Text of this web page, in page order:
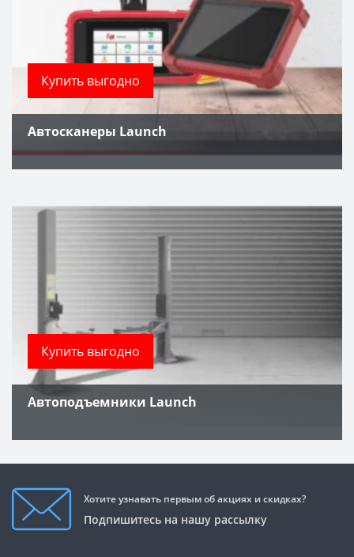
Купить выгодно
Автосканеры Launch
Купить выгодно
Автоподъемники Launch
Хотите узнавать первым об акциях и скидках?
Подпишитесь на нашу рассылку